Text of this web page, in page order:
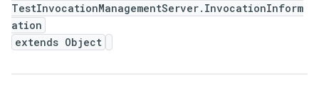
TestInvocationManagementServer.InvocationInform
ation
extends Object